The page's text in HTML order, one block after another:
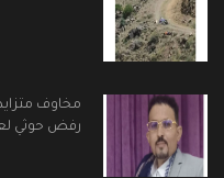
مخاوف
رفض حوثي